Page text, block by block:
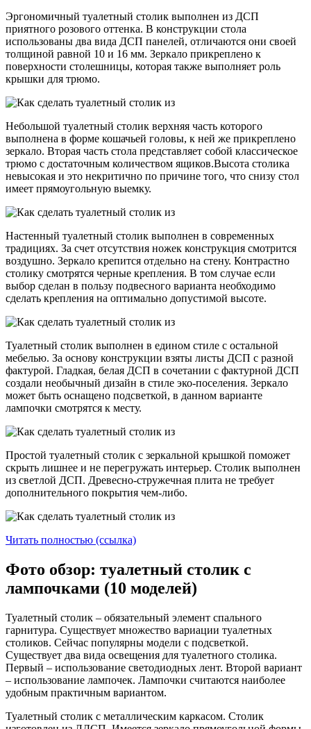
Эргономичный туалетный столик выполнен из ДСП
приятного розового оттенка. В конструкции стола
использованы два вида ДСП панелей, отличаются они своей
толщиной равной 10 и 16 мм. Зеркало прикреплено к
поверхности столешницы, которая также выполняет роль
крышки для трюмо.
Небольшой туалетный столик верхняя часть которого
выполнена в форме кошачьей головы, к ней же прикреплено
зеркало. Вторая часть стола представляет собой классическое
трюмо с достаточным количеством ящиков.Высота столика
невысокая и это некритично по причине того, что снизу стол
имеет прямоугольную выемку.
Настенный туалетный столик выполнен в современных
традициях. За счет отсутствия ножек конструкция смотрится
воздушно. Зеркало крепится отдельно на стену. Контрастно
столику смотрятся черные крепления. В том случае если
выбор сделан в пользу подвесного варианта необходимо
сделать крепления на оптимально допустимой высоте.
Туалетный столик выполнен в едином стиле с остальной
мебелью. За основу конструкции взяты листы ДСП с разной
фактурой. Гладкая, белая ДСП в сочетании с фактурной ДСП
создали необычный дизайн в стиле эко-поселения. Зеркало
может быть оснащено подсветкой, в данном варианте
лампочки смотрятся к месту.
Простой туалетный столик с зеркальной крышкой поможет
скрыть лишнее и не перегружать интерьер. Столик выполнен
из светлой ДСП. Древесно-стружечная плита не требует
дополнительного покрытия чем-либо.
Читать полностью (ссылка)
Фото обзор: туалетный столик с
лампочками (10 моделей)
Туалетный столик – обязательный элемент спального
гарнитура. Существует множество вариации туалетных
столиков. Сейчас популярны модели с подсветкой.
Существует два вида освещения для туалетного столика.
Первый – использование светодиодных лент. Второй вариант
– использование лампочек. Лампочки считаются наиболее
удобным практичным вариантом.
Туалетный столик с металлическим каркасом. Столик